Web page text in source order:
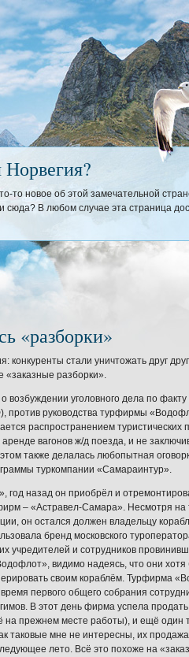
то новое об этой замечательной
сюда? В любом случае эта страница
«разборки»
стали уничтожать друг
разборки».
уголовного дела по
против руководства турфирмы
распространением туристических
вагонов ж/д поезда, и не
также делалась любопытная
туркомпании «Самараинтур».
год назад он приобрёл и
– «Астравел-Самара». Несмотря на
он остался должен владельцу
бренд московского
учредителей и сотрудников
видимо надеясь, что они хотя
своим кораблём. Турфирма
первого общего собрания
В этот день фирма успела
на прежнем месте работы), и ещё один
таковые мне не интересны, их
лето. Всё это похоже на